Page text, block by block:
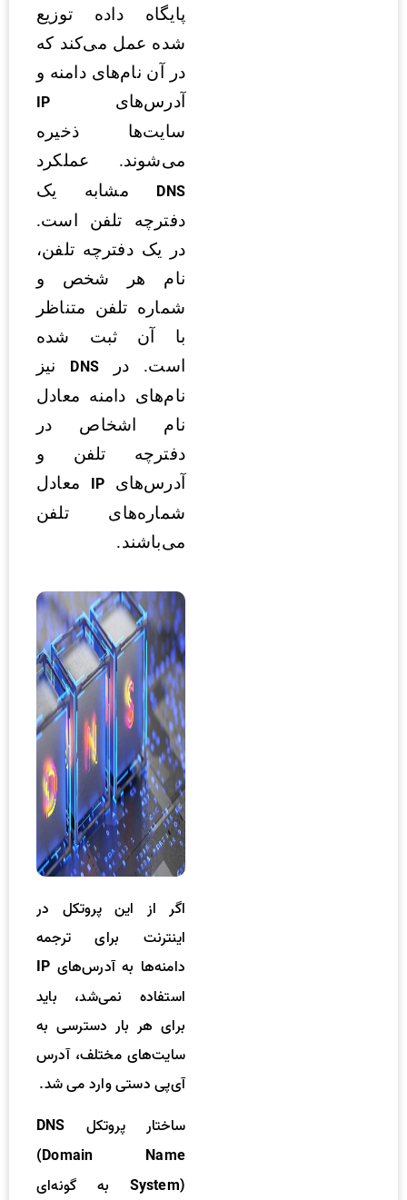
پایگاه داده توزیع
شده عمل می‌کند که
در آن نام‌های دامنه و
آدرس‌های IP
سایت‌ها ذخیره
می‌شوند. عملکرد
DNS مشابه یک
دفترچه تلفن است.
در یک دفترچه تلفن،
نام هر شخص و
شماره تلفن متناظر
با آن ثبت شده
است. در DNS نیز
نام‌های دامنه معادل
نام اشخاص در
دفترچه تلفن و
آدرس‌های IP معادل
شماره‌های تلفن
می‌باشند.
اگر از این پروتکل در
اینترنت برای ترجمه
دامنه‌ها به آدرس‌های IP
استفاده نمی‌شد، باید
برای هر بار دسترسی به
سایت‌های مختلف، آدرس
آی‌پی دستی وارد می شد.
ساختار پروتکل DNS
(Domain Name
System) به گونه‌ای